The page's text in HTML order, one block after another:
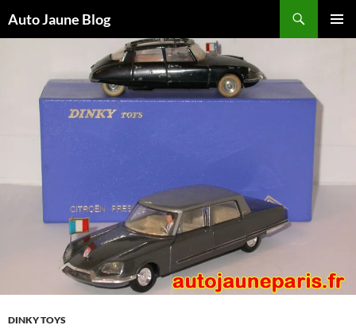
Auto Jaune Blog
DINKY TOYS